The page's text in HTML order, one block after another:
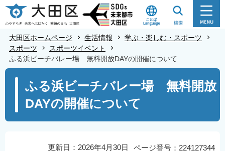
こ
の
の
大田区ホームページ 生活情報
学ぶ・楽しむ・スポーツ
スポーツ
スポーツイベント
ふる浜ビーチバレー場 無料開放DAYの開催について
ふる浜ビーチバレー場 無料開放
DAYの開催について
ページ番号：224127344
更新日：2026年4月30日